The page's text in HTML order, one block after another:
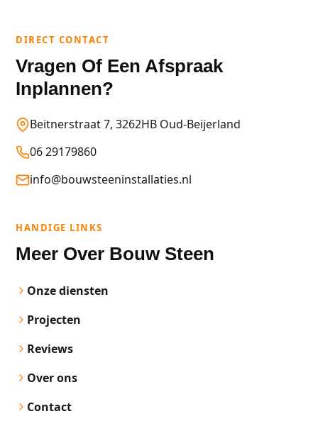
DIRECT CONTACT
Vragen Of Een Afspraak
Inplannen?
Beitnerstraat 7, 3262HB Oud-Beijerland
06 29179860
info@bouwsteeninstallaties.nl
HANDIGE LINKS
Meer Over Bouw Steen
Onze diensten
Projecten
Reviews
Over ons
Contact